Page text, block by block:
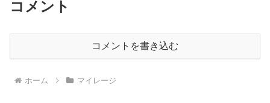
コメント
コメントを書き込む
ホーム マイレージ